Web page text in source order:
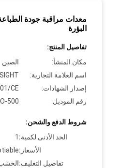
معدات مراقبة جودة
البؤرة
تفاصيل المنتج:
مكان المنشأ:
الصين
اسم العلامة التجارية:
إصدار الشهادات:
CE
رقم الموديل:
500
شروط الدفع والشحن:
الحد الأدنى لكمية: 1
الأسعار:
تفاصيل التغليف:الخشب